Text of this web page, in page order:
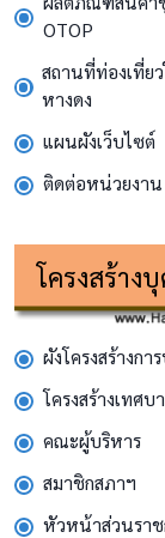
OTOP
สถานที่ท่องเที่ย
หางดง
แผนผังเว็บไซต์
ติดต่อหน่วยงาน
โครงสร้าง
ผังโครงสร้างกา
โครงสร้างเทศ
คณะผู้บริหาร
สมาชิกสภาฯ
หัวหน้าส่วนราช